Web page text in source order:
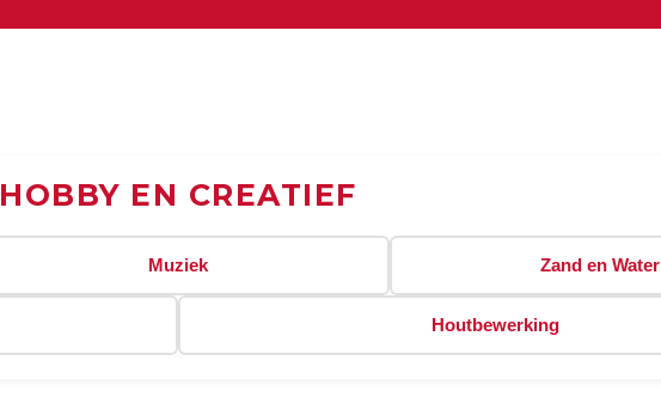
HOBBY EN CREATIEF
Muziek Zand en Water
Houtbewerking